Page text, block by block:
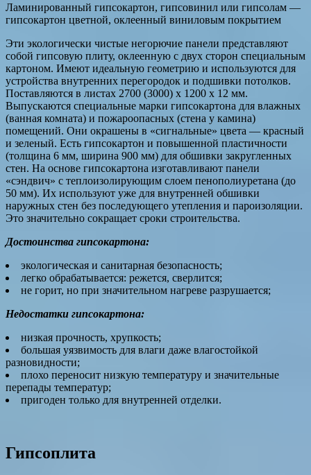
Ламинированный гипсокартон, гипсовинил или гипсолам —
гипсокартон цветной, оклеенный виниловым покрытием
Эти экологически чистые негорючие панели представляют
собой гипсовую плиту, оклеенную с двух сторон специальным
картоном. Имеют идеальную геометрию и используются для
устройства внутренних перегородок и подшивки потолков.
Поставляются в листах 2700 (3000) х 1200 х 12 мм.
Выпускаются специальные марки гипсокартона для влажных
(ванная комната) и пожароопасных (стена у камина)
помещений. Они окрашены в «сигнальные» цвета — красный
и зеленый. Есть гипсокартон и повышенной пластичности
(толщина 6 мм, ширина 900 мм) для обшивки закругленных
стен. На основе гипсокартона изготавливают панели
«сэндвич» с теплоизолирующим слоем пенополиуретана (до
50 мм). Их используют уже для внутренней обшивки
наружных стен без последующего утепления и пароизоляции.
Это значительно сокращает сроки строительства.
Достоинства гипсокартона:
экологическая и санитарная безопасность;
легко обрабатывается: режется, сверлится;
не горит, но при значительном нагреве разрушается;
Недостатки гипсокартона:
низкая прочность, хрупкость;
большая уязвимость для влаги даже влагостойкой
разновидности;
плохо переносит низкую температуру и значительные
перепады температур;
пригоден только для внутренней отделки.
Гипсоплита